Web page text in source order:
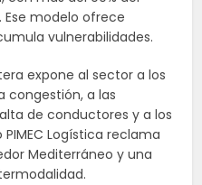
modelo ofrece
vulnerabilidades.
expone al sector a los
congestión, a las
de conductores y a los
Logística reclama
Mediterráneo y una